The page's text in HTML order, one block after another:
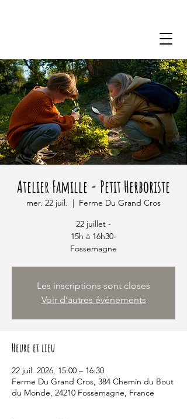
Atelier Famille - Petit Herboriste
mer. 22 juil.
  |
Ferme Du Grand Cros
22 juillet -
15h à 16h30-
Fossemagne
Les inscriptions sont closes
Voir d'autres événements
Heure et lieu
22 juil. 2026, 15:00 – 16:30
Ferme Du Grand Cros, 384 Chemin du Bout
du Monde, 24210 Fossemagne, France